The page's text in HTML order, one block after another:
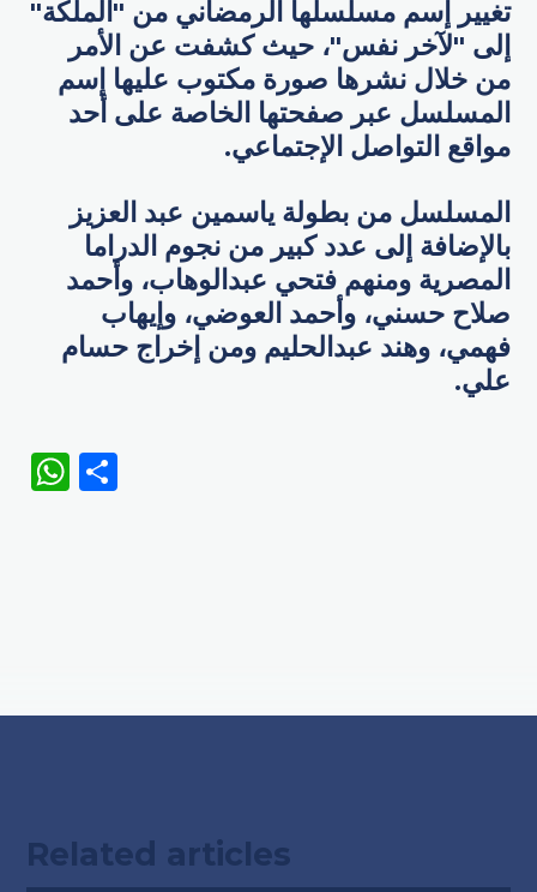
تغيير إسم مسلسلها الرمضاني من "الملكة"
إلى "لآخر نفس"، حيث كشفت عن الأمر
من خلال نشرها صورة مكتوب عليها إسم
المسلسل عبر صفحتها الخاصة على أحد
مواقع التواصل الإجتماعي.
المسلسل من بطولة ياسمين عبد العزيز
بالإضافة إلى عدد كبير من نجوم الدراما
المصرية ومنهم فتحي عبدالوهاب، وأحمد
صلاح حسني، وأحمد العوضي، وإيهاب
فهمي، وهند عبدالحليم ومن إخراج حسام
علي.
WhatsApp
Related articles